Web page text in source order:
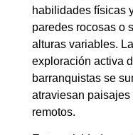
habilidades físicas
paredes rocosas o
alturas variables.
exploración activa
barranquistas se
atraviesan paisajes
remotos.